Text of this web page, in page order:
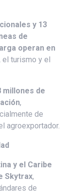
y 13
de
operan en
el turismo y el
millones de
,
de
agroexportador.
y el Caribe
Skytrax,
de